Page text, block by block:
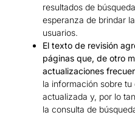
resultados de
esperanza de brindar
usuarios.
El texto de revisión
páginas que, de otro
actualizaciones
la información sobre
actualizada y, por lo
la consulta de